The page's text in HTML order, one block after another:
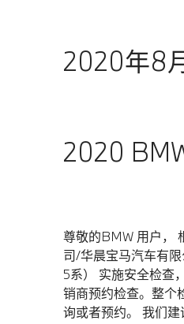
2020年8
2020
尊敬的BMW 用户，
司/华晨宝马汽车有
5系） 实施安全检查
销商预约检查。整个
询或者预约。 我们